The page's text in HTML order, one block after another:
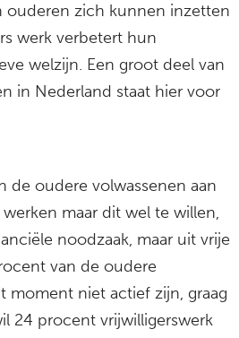
ouderen zich kunnen inzetten
werk verbetert hun
welzijn. Een groot deel van
in Nederland staat hier voor
de oudere volwassenen aan
maar dit wel te willen,
noodzaak, maar uit vrije
van de oudere
moment niet actief zijn, graag
24 procent vrijwilligerswerk